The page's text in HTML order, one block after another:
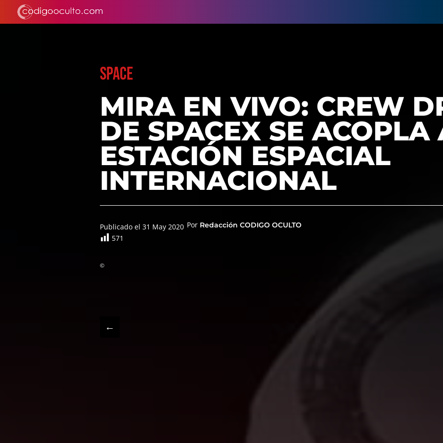
SPACE
MIRA EN VIVO: CREW
DE SPACEX SE ACOPLA
ESTACIÓN ESPACIAL
INTERNACIONAL
Publicado el 31 May 2020 Por Redacción CODIGO OCULTO
571
©
←